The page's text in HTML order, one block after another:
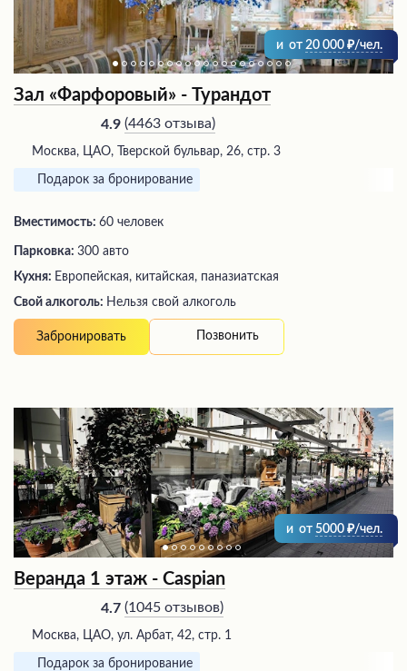
и от 20 000 /чел.
Зал «Фарфоровый» - Турандот
4.9 (4463 отзыва)
Москва, ЦАО, Тверской бульвар, 26, стр. 3
Подарок за бронирование
Вместимость: 60 человек
Парковка: 300 авто
Кухня: Европейская, китайская, паназиатская
Свой алкоголь: Нельзя свой алкоголь
Забронировать Позвонить
и от 5000 /чел.
Веранда 1 этаж - Caspian
4.7 (1045 отзывов)
Москва, ЦАО, ул. Арбат, 42, стр. 1
Подарок за бронирование